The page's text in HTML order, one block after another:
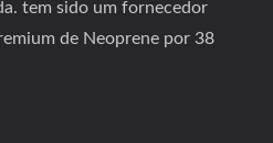
tem sido um fornecedor
de Neoprene por 38